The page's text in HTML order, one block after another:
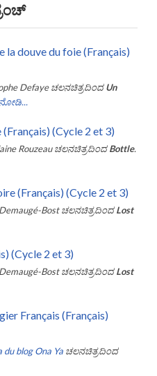
la douve du foie (Français)
Defaye ಚಲನಚಿತ್ರದಿಂದ Un
(Cycle 2 et 3)
Rouzeau ಚಲನಚಿತ್ರದಿಂದ Bottle.
(Français) (Cycle 2 et 3)
Bost ಚಲನಚಿತ್ರದಿಂದ Lost
(Cycle 2 et 3)
Bost ಚಲನಚಿತ್ರದಿಂದ Lost
Français (Français)
du blog Ona Ya ಚಲನಚಿತ್ರದಿಂದ